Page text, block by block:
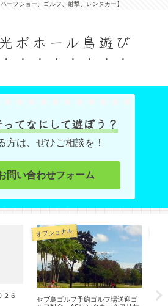
ーフショー、ゴルフ、射撃、レンタカー】
ボホール島遊び
てなにして遊ぼう？
方は、ぜひご相談を！
問い合わせフォーム
２６
オプショナル
セブ島ゴルフ予約ゴルフ場送迎ゴ
ボ